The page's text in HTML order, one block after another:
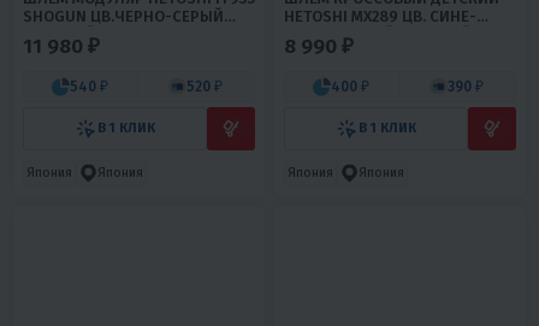
SHOGUN ЦВ.ЧЕРНО-СЕРЫЙ
МАТОВЫЙ Р.M
11 980 ₽
540 ₽ 520 ₽
В 1 КЛИК
Япония Япония
HETOSHI MX289 ЦВ. СИНЕ-
ЧЕРНО-БЕЛЫЙ МАТОВЫЙ Р. S
8 990 ₽
400 ₽ 390 ₽
В 1 КЛИК
Япония Япония